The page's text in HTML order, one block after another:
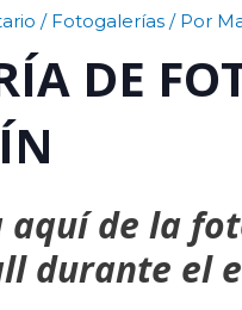
/ Fotogalerías / Por
DE
de la
durante el